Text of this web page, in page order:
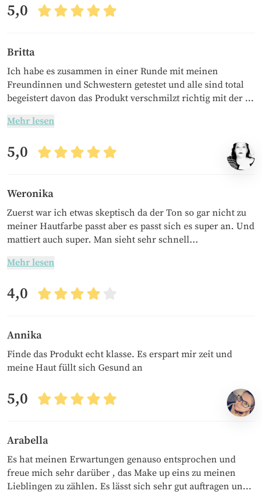
5,0
Britta
Ich habe es zusammen in einer Runde mit meinen
Freundinnen und Schwestern getestet und alle sind total
begeistert davon das Produkt verschmilzt richtig mit der ...
Mehr lesen
5,0
Weronika
Zuerst war ich etwas skeptisch da der Ton so gar nicht zu
meiner Hautfarbe passt aber es passt sich es super an. Und
mattiert auch super. Man sieht sehr schnell...
Mehr lesen
4,0
Annika
Finde das Produkt echt klasse. Es erspart mir zeit und
meine Haut füllt sich Gesund an
5,0
Arabella
Es hat meinen Erwartungen genauso entsprochen und
freue mich sehr darüber , das Make up eins zu meinen
Lieblingen zu zählen. Es lässt sich sehr gut auftragen un...